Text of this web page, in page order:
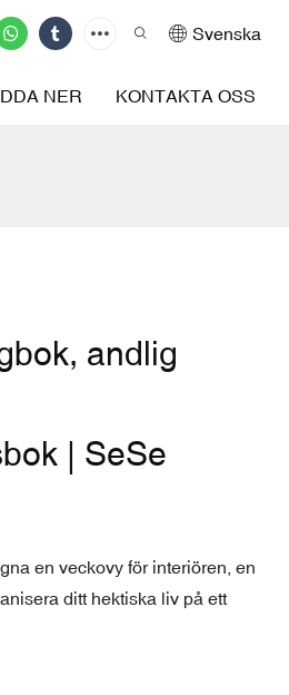
Svenska
NER KONTAKTA OSS
andlig
| SeSe
en veckovy för interiören, en
ditt hektiska liv på ett